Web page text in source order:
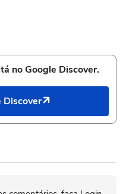
no Google Discover.
Discover